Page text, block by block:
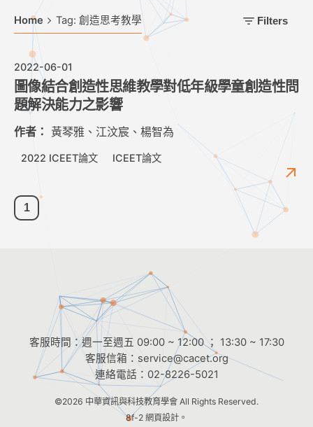
Home Tag: 創造思考教學 Filters
2022-06-01
圖像結合創造性思維教學對低年級學童創造性問
題解決能力之影響
作者： 黃琴雅、江汶宸、楊智為
2022 ICEET論文 ICEET論文
1
客服時間：週一至週五 09:00 ~ 12:00 ； 13:30 ~ 17:30
客服信箱： service@cacet.org
連絡電話： 02-8226-5021
©2026 中華資訊與科技教育學會 All Rights Reserved.
8f-2 網頁設計。